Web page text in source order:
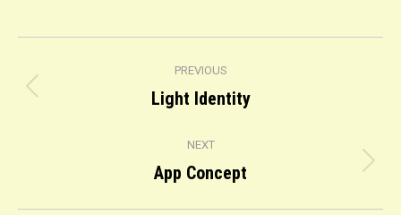
navigation
PREVIOUS
Previous
Light Identity
NEXT
Next
App Concept